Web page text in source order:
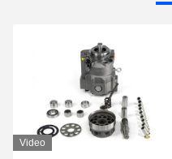
Video